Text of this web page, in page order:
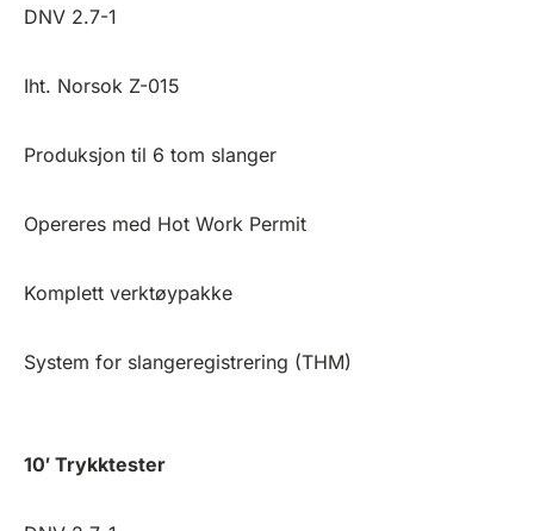
DNV 2.7-1
Iht. Norsok Z-015
Produksjon til 6 tom slanger
Opereres med Hot Work Permit
Komplett verktøypakke
System for slangeregistrering (THM)
10′ Trykktester